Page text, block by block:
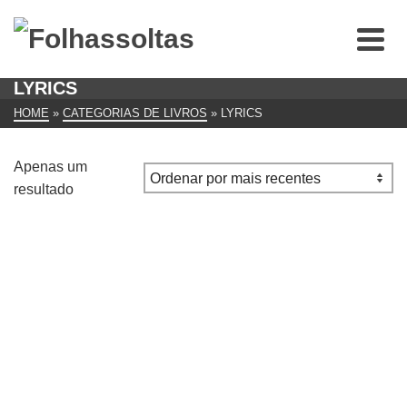
LYRICS
HOME » CATEGORIAS DE LIVROS » LYRICS
Apenas um
resultado